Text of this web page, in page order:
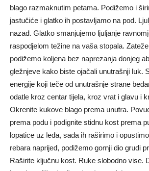
blago razmaknutim petama. Podižemo i
jastučiće i glatko ih postavljamo na pod.
nazad. Glatko smanjujemo ljuljanje
raspodjelom težine na vaša stopala.
podižemo koljena bez naprezanja donjeg
gležnjeve kako biste ojačali unutrašnji luk.
energije koji teče od unutrašnje strane
odatle kroz centar tijela, kroz vrat i glavu i
Okrenite kukove blago prema unutra.
prema podu i podignite stidnu kost prema
lopatice uz leđa, sada ih raširimo i
rebara naprijed, podižemo gornji dio grudi
Raširite ključnu kost. Ruke slobodno vise.